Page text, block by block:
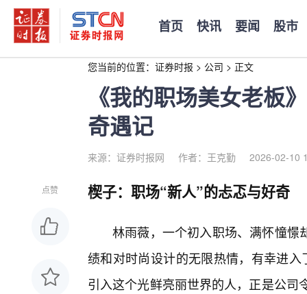
首页 快讯 要闻 股市
您当前的位置： 证券时报 > 公司 > 正文
《我的职场美女老板
奇遇记
来源：证券时报网 作者：王克勤 2026-02-10
点赞 楔子：职场“新人”的忐忑与好奇
林雨薇，一个初入职场、满怀憧憬
绩和对时尚设计的无限热情，有幸进
引入这个光鲜亮丽世界的人，正是公